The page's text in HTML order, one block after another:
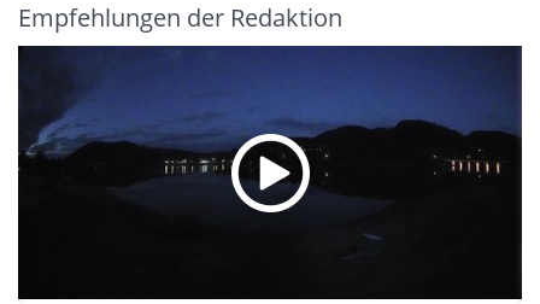
Empfehlungen der Redaktion